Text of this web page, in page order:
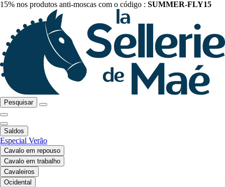
15% nos produtos anti-moscas com o código : SUMMER-FLY15
Pesquisar
Saldos
Especial Verão
Cavalo em repouso
Cavalo em trabalho
Cavaleiros
Ocidental